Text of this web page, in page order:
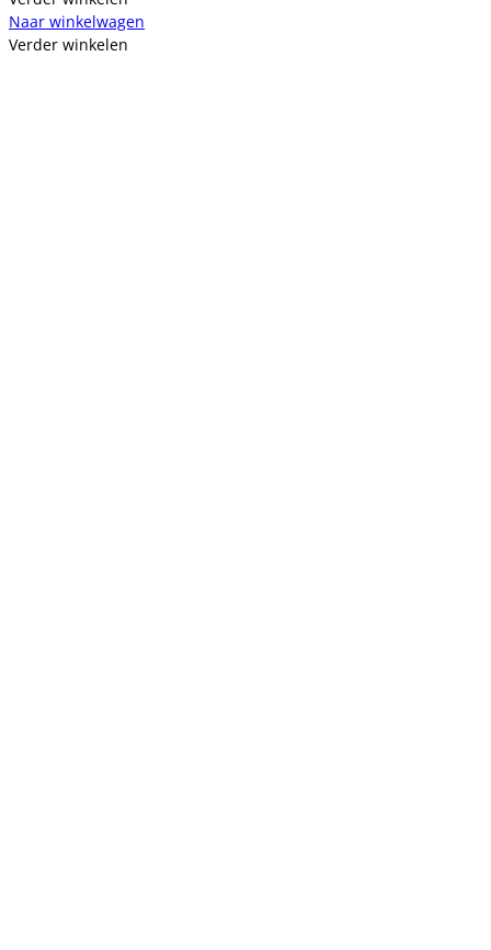
Naar winkelwagen
Verder winkelen